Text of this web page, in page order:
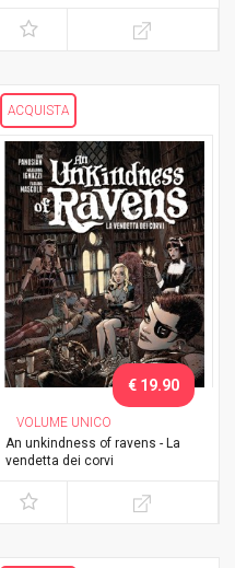
ACQUISTA
VOLUME UNICO
An unkindness of ravens - La
vendetta dei corvi
€ 19.90